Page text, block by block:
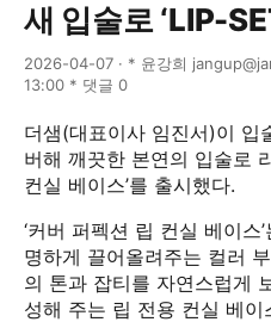
새 입술로 ‘LIP-
2026-04-07 · * 윤강희
13:00 * 댓글 0
더샘(대표이사 임진서)이 입
버해 깨끗한 본연의 입술로
컨실 베이스’를 출시했다.
‘커버 퍼펙션 립 컨실 베이스
명하게 끌어올려주는 컬러
의 톤과 잡티를 자연스럽게
성해 주는 립 전용 컨실 베이